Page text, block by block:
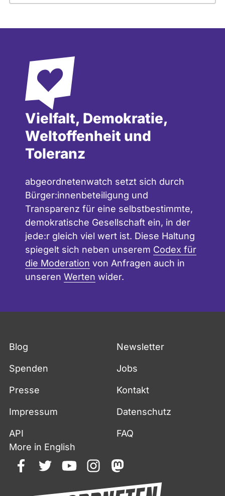
Vielfalt, Demokratie,
Weltoffenheit und
Toleranz
abgeordnetenwatch setzt sich durch
Bürger:innenbeteiligung und
Transparenz für eine selbstbestimmte,
demokratische Gesellschaft ein, in der
jede:r gleich viel wert ist. Diese Haltung
spiegelt sich neben unserem Codex für
die Moderation von Anfragen auch in
unseren Werten wider.
Blog Newsletter
Spenden Jobs
Presse Kontakt
Impressum Datenschutz
API
FAQ
More in English
facebooktwitteryoutubeinstagrammastodon